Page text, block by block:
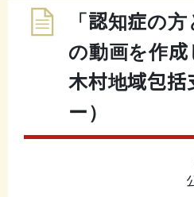
「認知症の
の動画を作
木村地域包括
ー）